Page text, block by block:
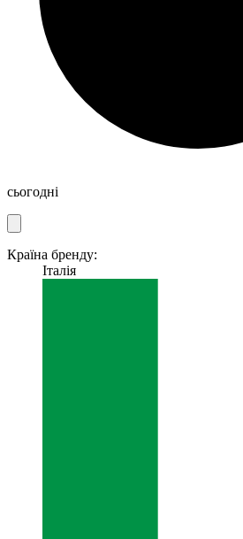
сьогодні
Країна бренду:
Італія